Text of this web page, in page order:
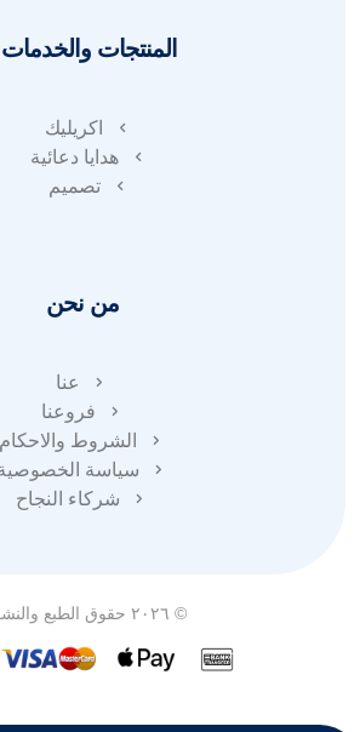
المنتجات والخدمات
اكريليك
هدايا دعائية
تصميم
من نحن
عنا
فروعنا
الشروط والاحكام
سياسة
شركاء النجاح
© ٢٠٢٦ حقوق الطبع والنشر